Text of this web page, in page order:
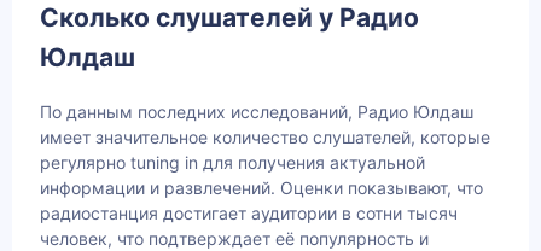
Сколько слушателей у Радио
Юлдаш
По данным последних исследований, Радио Юлдаш
имеет значительное количество слушателей, которые
регулярно tuning in для получения актуальной
информации и развлечений. Оценки показывают, что
радиостанция достигает аудитории в сотни тысяч
человек, что подтверждает её популярность и